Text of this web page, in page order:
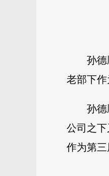
孙德
老部下
孙
公司之
作为第三